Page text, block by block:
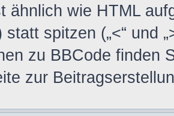
ähnlich wie HTML
statt spitzen („<“
zu BBCode finden
zur